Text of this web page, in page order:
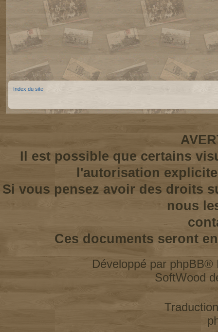
Index du site
Il est possible que certains
l'autorisation
Si vous pensez avoir des droits
nous
Ces documents seront
Développé par phpBB®
SoftWood